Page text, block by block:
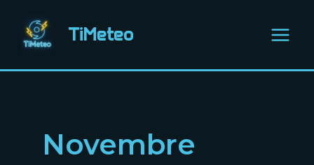
contenu
TiMeteo
Menu
Novembre